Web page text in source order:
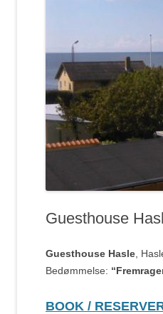
Guesthouse
Guesthouse Hasle ,
Bedømmelse:
BOOK /